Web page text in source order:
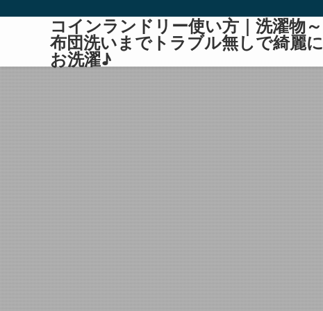
コインランドリー使い方｜洗濯物～
布団洗いまでトラブル無しで綺麗に
お洗濯♪